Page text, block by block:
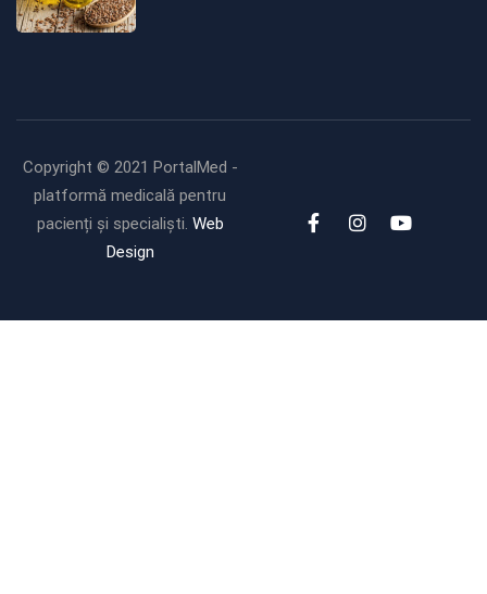
Copyright © 2021 PortalMed -
platformă medicală pentru
pacienți și specialiști. Web
Design